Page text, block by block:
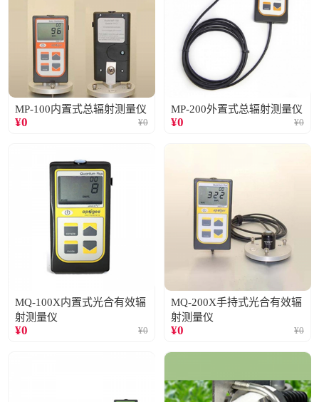
MP-100内置式总辐射测量仪
¥0 ¥0
MP-200外置式总辐射测量仪
¥0 ¥0
MQ-100X内置式光合有效辐
射测量仪
¥0 ¥0
MQ-200X手持式光合有效辐
射测量仪
¥0 ¥0